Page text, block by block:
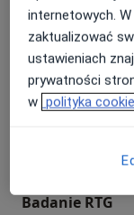
Umów
Badania
Od 150 zł
Badanie RTG
internetowych.
zaktualizować
ustawieniach
prywatności
w polityka